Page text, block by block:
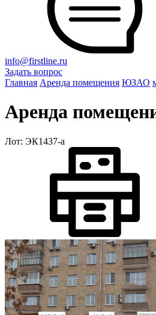
info@firstline.ru
Задать вопрос
Главная Аренда помещения ЮЗАО
Аренда
Лот: ЭК1437-a